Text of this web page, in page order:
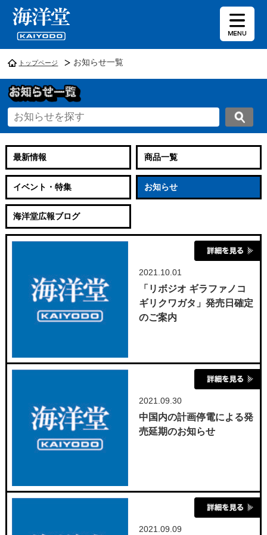
トップページ お知らせ一覧
最新情報 商品一覧
イベント・特集 お知らせ
海洋堂広報ブログ
2021.10.01
「リボジオ ギラファノコ
ギリクワガタ」発売日確定
のご案内
2021.09.30
中国内の計画停電による発
売延期のお知らせ
2021.09.09